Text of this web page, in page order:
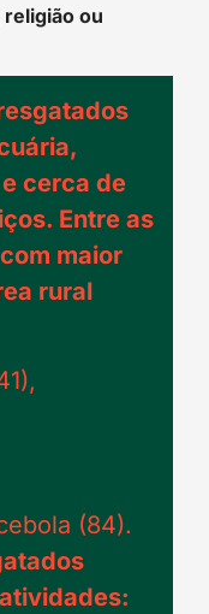
ou
cerca de
Entre as
maior
rural
(84).